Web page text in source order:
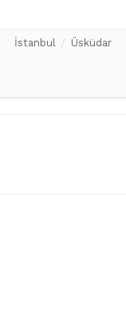
İstanbul Üsküdar